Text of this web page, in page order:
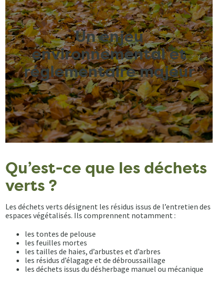
Un enjeu
environnemental et
réglementaire majeur
Qu’est-ce que les déchets
verts ?
Les déchets verts désignent les résidus issus de l’entretien des
espaces végétalisés. Ils comprennent notamment :
les tontes de pelouse
les feuilles mortes
les tailles de haies, d’arbustes et d’arbres
les résidus d’élagage et de débroussaillage
les déchets issus du désherbage manuel ou mécanique